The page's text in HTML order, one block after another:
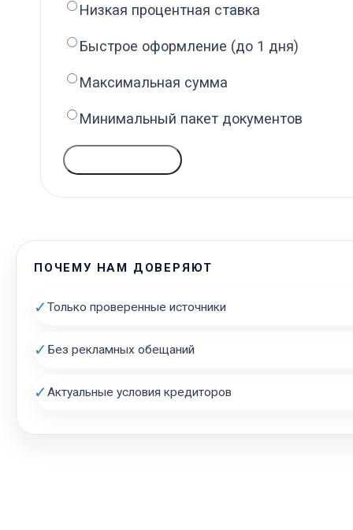
Низкая процентная ставка
Быстрое оформление (до 1 дня)
Максимальная сумма
Минимальный пакет документов
ПОЧЕМУ НАМ ДОВЕРЯЮТ
✓Только проверенные источники
✓ Без рекламных обещаний
✓Актуальные условия кредиторов